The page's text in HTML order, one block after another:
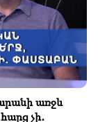
առջև
չի․